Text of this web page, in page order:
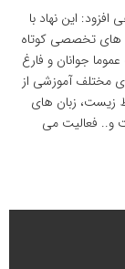
این نهاد با
های تخصصی کوتاه
بیش از ۱۵ هزار نفر که عموما جوانان و فارغ
مختلف آموزشی از
زیست، زبان های
و.. فعالیت می